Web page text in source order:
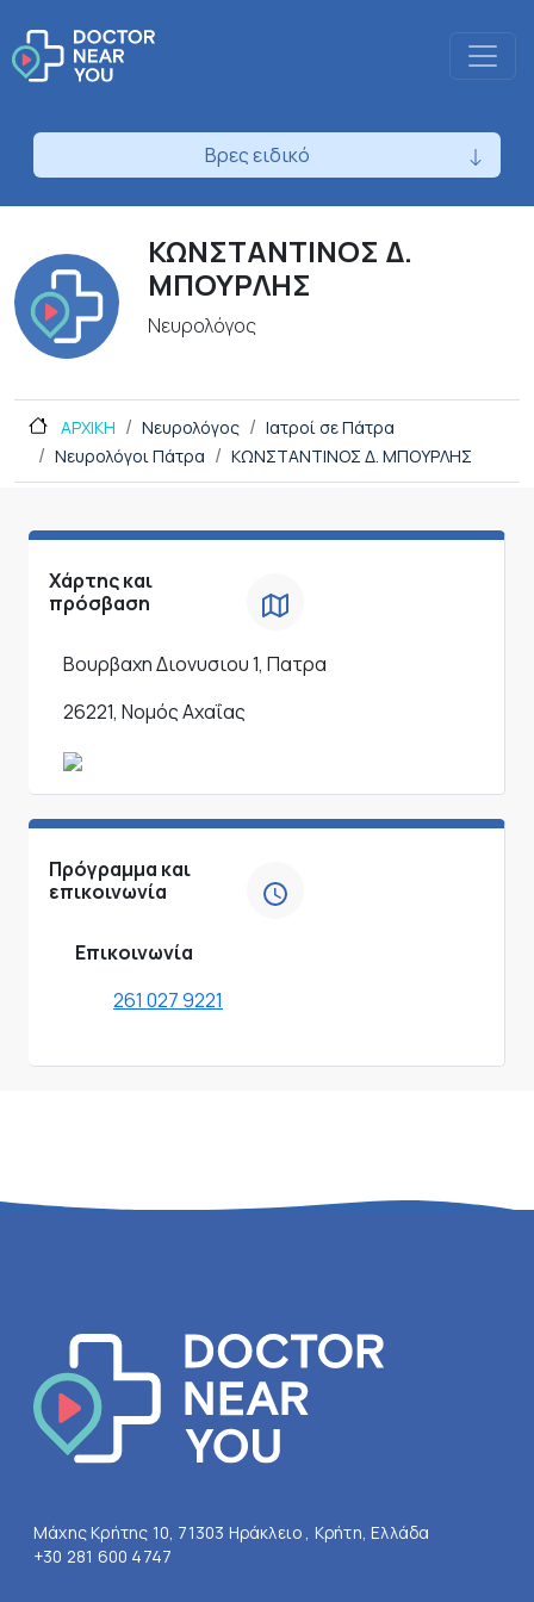
Βρες ειδικό
ΚΩΝΣΤΑΝΤΙΝΟΣ Δ.
ΜΠΟΥΡΛΗΣ
Νευρολόγος
ΑΡΧΙΚΗ Νευρολόγος
Ιατροί σε Πάτρα
Νευρολόγοι Πάτρα
ΚΩΝΣΤΑΝΤΙΝΟΣ Δ. ΜΠΟΥΡΛΗΣ
Χάρτης και
πρόσβαση
Βουρβαχη Διονυσιου 1, Πατρα
26221, Νομός Αχαΐας
Πρόγραμμα και
επικοινωνία
Επικοινωνία
261 027 9221
Μάχης Κρήτης 10, 71303 Ηράκλειο , Κρήτη, Ελλάδα
+30 281 600 4747